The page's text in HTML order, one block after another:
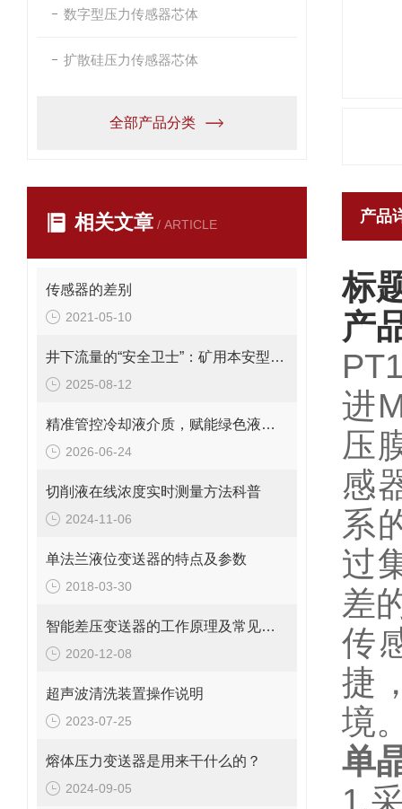
数字型压力传感器芯体
扩散硅压力传感器芯体
全部产品分类
相关文章 / ARTICLE
传感器的差别
2021-05-10
井下流量的“安全卫士”：矿用本安型流量变送器，守护生产每一刻！
2025-08-12
精准管控冷却液介质，赋能绿色液冷落地 CZ-D液冷设备浓度变送器
2026-06-24
切削液在线浓度实时测量方法科普
2024-11-06
单法兰液位变送器的特点及参数
2018-03-30
智能差压变送器的工作原理及常见故障处理
2020-12-08
超声波清洗装置操作说明
2023-07-25
熔体压力变送器是用来干什么的？
2024-09-05
产品
标
产
进
压
感
系
过
差
传
捷
境
单
1.